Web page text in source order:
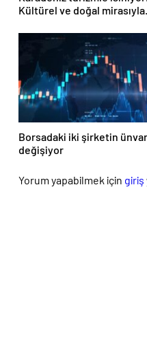
Kültürel ve doğal mirasıyla
gözdesi konumunda
Borsadaki iki şirketin
değişiyor
Yorum yapabilmek için giriş